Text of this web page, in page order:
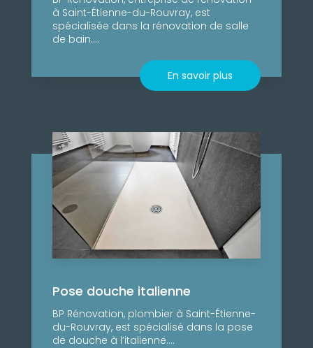
à Saint-Étienne-du-Rouvray, est
spécialisée dans la rénovation de salle
de bain....
En savoir plus
Pose douche italienne
BP Rénovation, plombier à Saint-Étienne-
du-Rouvray, est spécialisé dans la pose
de douche à l’italienne....